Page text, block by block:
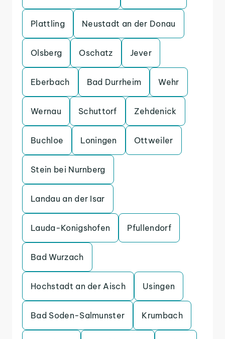
Plattling Neustadt an der Donau
Olsberg Oschatz Jever
Eberbach Bad Durrheim Wehr
Wernau Schuttorf Zehdenick
Buchloe Loningen Ottweiler
Stein bei Nurnberg
Landau an der Isar
Lauda-Konigshofen Pfullendorf
Bad Wurzach
Hochstadt an der Aisch Usingen
Bad Soden-Salmunster Krumbach